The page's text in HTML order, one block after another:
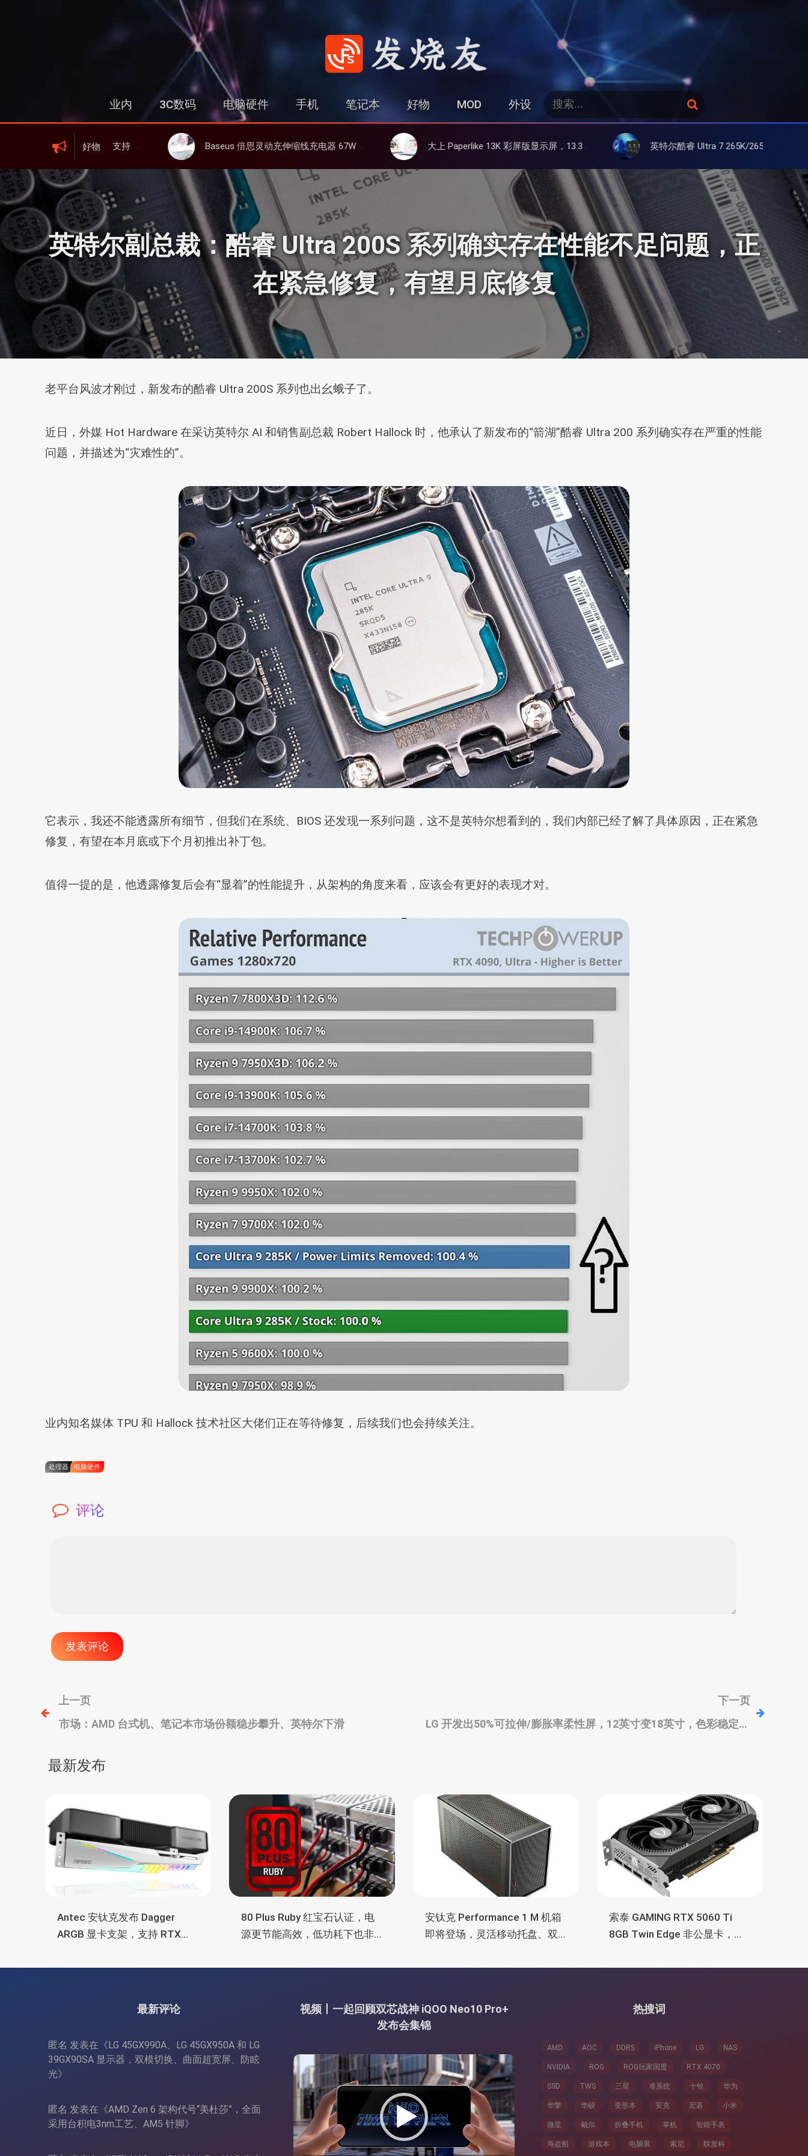
发烧友
业内 3C数码 电脑硬件 手机 笔记本 好物 MOD 外设
搜
索
：
搜
好物
6、屏显、6000mAh 电池、峰值下行2.0Gbps Baseus 倍思灵动充伸缩线充电器 67W 3C，超耐用可伸缩线、氮化镓、3C多设备同时充 大上 Paperlike 13K 彩屏版显示屏，13.3英寸高刷彩色墨水屏 英特尔酷睿 Ultra 7 265K/265KF 官降100美元促销，快和酷睿 Ultra 5 差不多了
英特尔副总裁：酷睿 Ultra 200S 系列确实存在性能不足问题，正
在紧急修复，有望月底修复
老平台风波才刚过，新发布的酷睿 Ultra 200S 系列也出幺蛾子了。
近日，外媒 Hot Hardware 在采访英特尔 AI 和销售副总裁 Robert Hallock 时，他承认了新发布的“箭湖”酷睿 Ultra 200 系列确实存在严重的性能
问题，并描述为“灾难性的”。
它表示，我还不能透露所有细节，但我们在系统、BIOS 还发现一系列问题，这不是英特尔想看到的，我们内部已经了解了具体原因，正在紧急
修复，有望在本月底或下个月初推出补丁包。
值得一提的是，他透露修复后会有“显着”的性能提升，从架构的角度来看，应该会有更好的表现才对。
业内知名媒体 TPU 和 Hallock 技术社区大佬们正在等待修复，后续我们也会持续关注。
处理器 电脑硬件
评论
文
章
导
上一页
市场：AMD 台式机、笔记本市场份额稳步攀升、英特尔下滑
下一页
LG 开发出50%可拉伸/膨胀率柔性屏，12英寸变18英寸，色彩稳定、
最新发布
Antec 安钛克发布 Dagger
ARGB 显卡支架，支持 RTX
灯效
80 Plus Ruby 红宝石认证，电
源更节能高效，低功耗下也非
安钛克 Performance 1 M 机箱
即将登场，灵活移动托盘、双
5090
索泰 GAMING RTX 5060 Ti
8GB Twin Edge 非公显卡，双
最新评论
匿名 发表在《 LG 45GX990A、LG 45GX950A 和 LG
39GX90SA 显示器，双模切换、曲面超宽屏、防眩
光》
匿名 发表在《AMD Zen 6 架构代号“美杜莎”，全面
采用台积电3nm工艺、AM5 针脚》
视频丨一起回顾双芯战神 iQOO Neo10 Pro+
发布会集锦
视
频
播
器
热搜词
AMD AOC DDR5 iPhone LG NAS
NVIDIA ROG ROG玩家国度 RTX 4070
SSD TWS 三星 准系统 十铨 华为
华擎 华硕 变形本 安克 宏碁 小米
微星 戴尔 折叠手机 掌机 智能手表
海盗船 游戏本 电脑展 索尼 联发科